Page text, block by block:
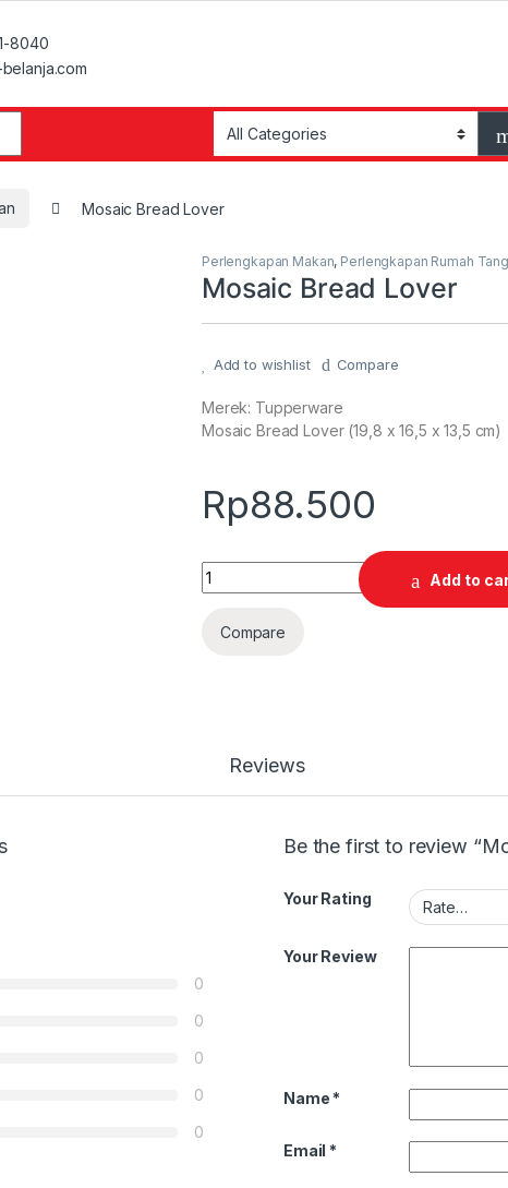
8040
Mosaic Bread Lover
Perlengkapan Makan, Perlengkapan Rumah
Mosaic Bread Lover
Add to wishlist Compare
Merek: Tupperware
Mosaic Bread Lover (19,8 x 16,5 x 13,5 cm)
Rp88.500
Quantity
Add to
Compare
Reviews
0
0
0
0
0
Be the first to review
Your Rating
Your Review
Name *
Email *